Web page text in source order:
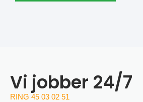
Vi jobber 24/7
RING 45 03 02 51